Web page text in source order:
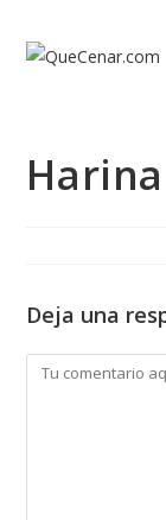
contenido
Deja una
Comentario